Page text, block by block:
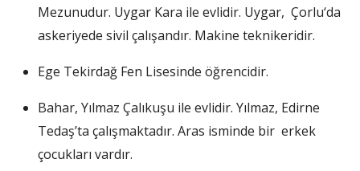
Mezunudur. Uygar Kara ile evlidir. Uygar, Çorlu‘da
askeriyede sivil çalışandır. Makine teknikeridir.
Ege Tekirdağ Fen Lisesinde öğrencidir.
Bahar, Yılmaz Çalıkuşu ile evlidir. Yılmaz, Edirne
Tedaş’ta çalışmaktadır. Aras isminde bir erkek
çocukları vardır.